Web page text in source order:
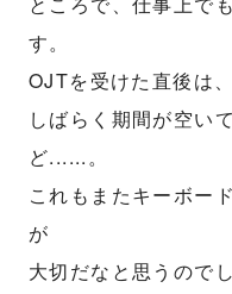
す。
OJTを受けた直後は
しばらく期間が空い
ど......。
これもまたキーボー
が
大切だなと思うのでし